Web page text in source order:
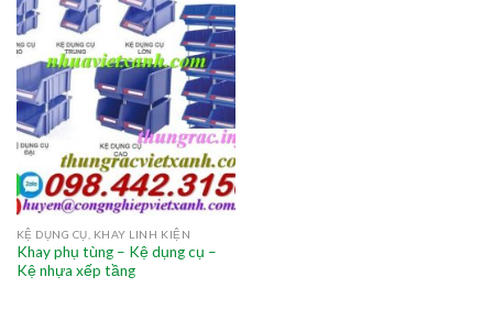
KỆ DỤNG CỤ, KHAY LINH KIỆN
Khay phụ tùng – Kệ dụng cụ –
Kệ nhựa xếp tầng